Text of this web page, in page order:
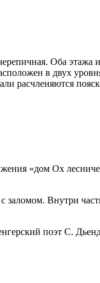
Оба
в двух
расчленяются
«дом Ох
Внутри
поэт С.